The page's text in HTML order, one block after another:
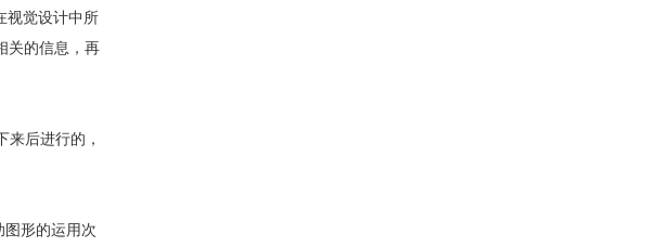
视觉设计中所
关的信息，再
后进行的，
形的运用次